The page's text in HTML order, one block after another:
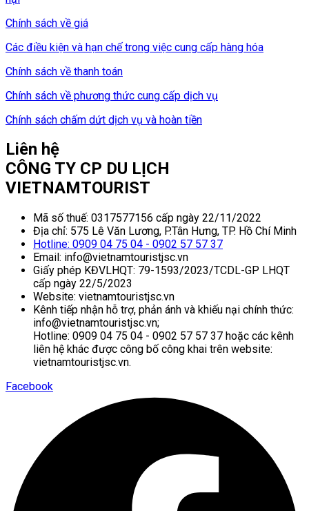
Chính sách về giá
Các điều kiện và hạn chế trong việc cung cấp hàng hóa
Chính sách về thanh toán
Chính sách về phương thức cung cấp dịch vụ
Chính sách chấm dứt dịch vụ và hoàn tiền
Liên hệ
CÔNG TY CP DU LỊCH
VIETNAMTOURIST
Mã số thuế: 0317577156 cấp ngày 22/11/2022
Địa chỉ: 575 Lê Văn Lương, P.Tân Hưng, TP. Hồ Chí Minh
Hotline: 0909 04 75 04 - 0902 57 57 37
Email: info@vietnamtouristjsc.vn
Giấy phép KĐVLHQT: 79-1593/2023/TCDL-GP LHQT
cấp ngày 22/5/2023
Website: vietnamtouristjsc.vn
Kênh tiếp nhận hỗ trợ, phản ánh và khiếu nại chính thức:
info@vietnamtouristjsc.vn;
Hotline: 0909 04 75 04 - 0902 57 57 37 hoặc các kênh
liên hệ khác được công bố công khai trên website:
vietnamtouristjsc.vn.
Facebook